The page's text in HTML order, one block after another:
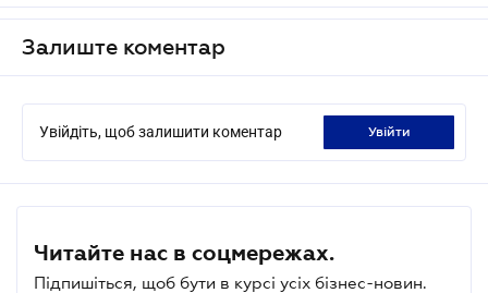
Залиште коментар
Увійдіть, щоб залишити коментар увійти
Читайте нас в соцмережах.
Підпишіться, щоб бути в курсі усіх бізнес-новин.